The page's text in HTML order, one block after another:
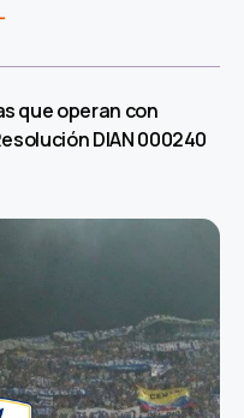
que operan con
DIAN 000240